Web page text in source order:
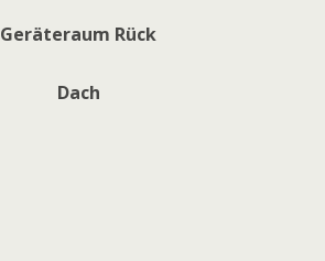
Geräteraum Rück
Dach